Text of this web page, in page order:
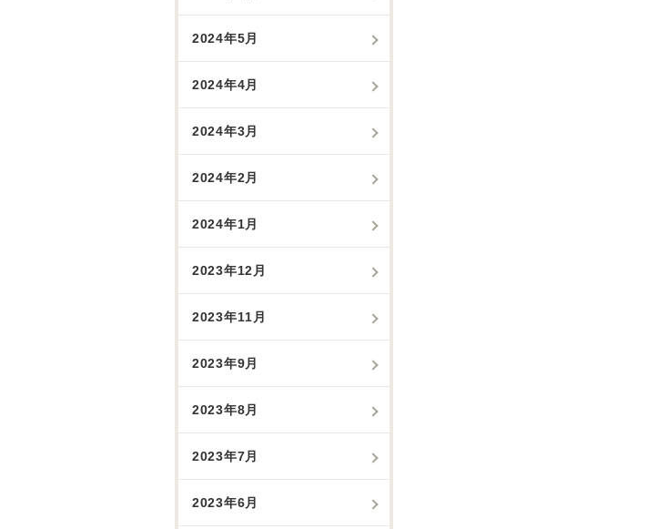
2024年5月
2024年4月
2024年3月
2024年2月
2024年1月
2023年12月
2023年11月
2023年9月
2023年8月
2023年7月
2023年6月